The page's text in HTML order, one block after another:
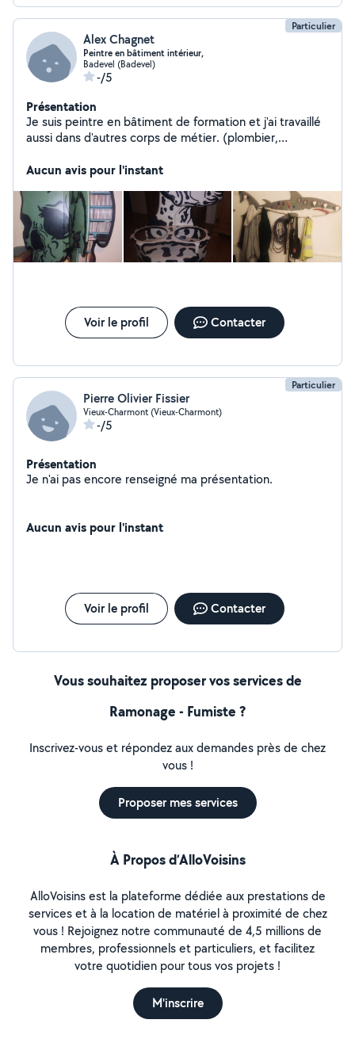
Particulier
Alex Chagnet
Peintre en bâtiment intérieur,
Badevel (Badevel)
-/5
Présentation
Je suis peintre en bâtiment de formation et j'ai travaillé
aussi dans d'autres corps de métier. (plombier,
métallique, monteur d'échafaudages, isolateur
des meubles disgn et fonctionnel,rénove des meubles
en bois ou autre. Je suis organiser, sérieux et propre
dans mon travail.
Aucun avis pour l'instant
Voir le profil Contacter
Particulier
Pierre Olivier Fissier
Vieux-Charmont (Vieux-Charmont)
-/5
Présentation
Je n'ai pas encore renseigné ma présentation.
Aucun avis pour l'instant
Voir le profil Contacter
Vous souhaitez proposer vos services de
Ramonage - Fumiste ?
Inscrivez-vous et répondez aux demandes près de chez
vous !
Proposer mes services
À Propos d’AlloVoisins
AlloVoisins est la plateforme dédiée aux prestations de
services et à la location de matériel à proximité de chez
vous ! Rejoignez notre communauté de 4,5 millions de
membres, professionnels et particuliers, et facilitez
votre quotidien pour tous vos projets !
M'inscrire